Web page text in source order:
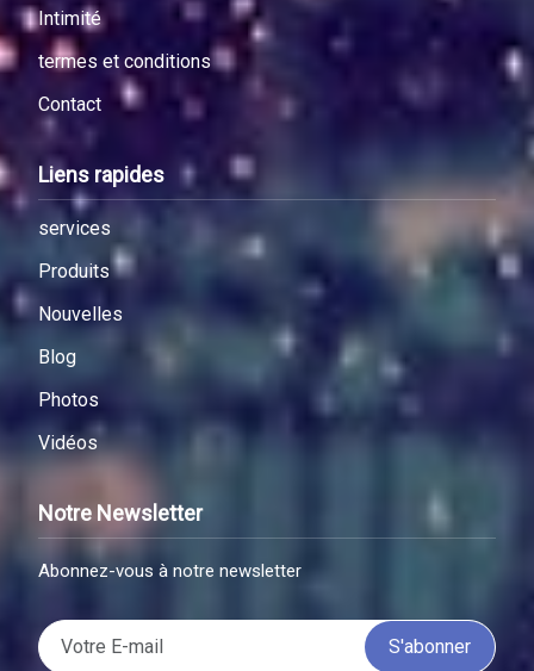
Intimité
termes et conditions
Contact
Liens rapides
services
Produits
Nouvelles
Blog
Photos
Vidéos
Notre Newsletter
Abonnez-vous à notre newsletter
S'abonner